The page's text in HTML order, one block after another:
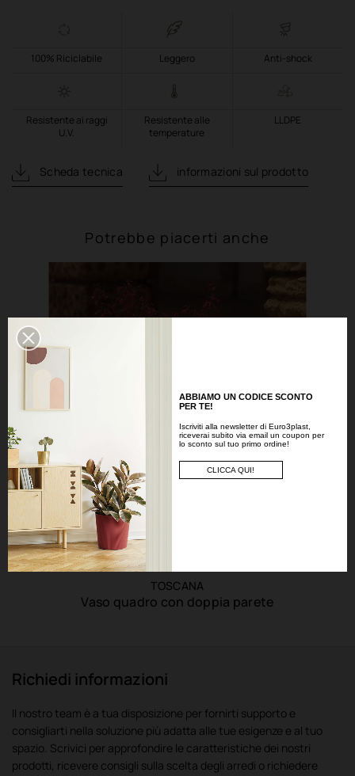
100% Riciclabile Leggero Anti-shock
Resistente ai raggi
U.V.
Resistente alle
temperature
LLDPE
Scheda tecnica informazioni sul prodotto
Potrebbe piacerti anche
TOSCANA
Vaso quadro con doppia parete
Richiedi informazioni
Il nostro team è a tua disposizione per fornirti supporto e
consigliarti nella soluzione più adatta alle tue esigenze e al tuo
spazio. Scrivici per approfondire le caratteristiche dei nostri
prodotti, ricevere consigli sulla scelta degli arredi o richiedere
ABBIAMO UN CODICE SCONTO
PER TE!
Iscriviti alla newsletter di Euro3plast,
riceverai subito via email un coupon per
lo sconto sul tuo primo ordine!
CLICCA QUI!